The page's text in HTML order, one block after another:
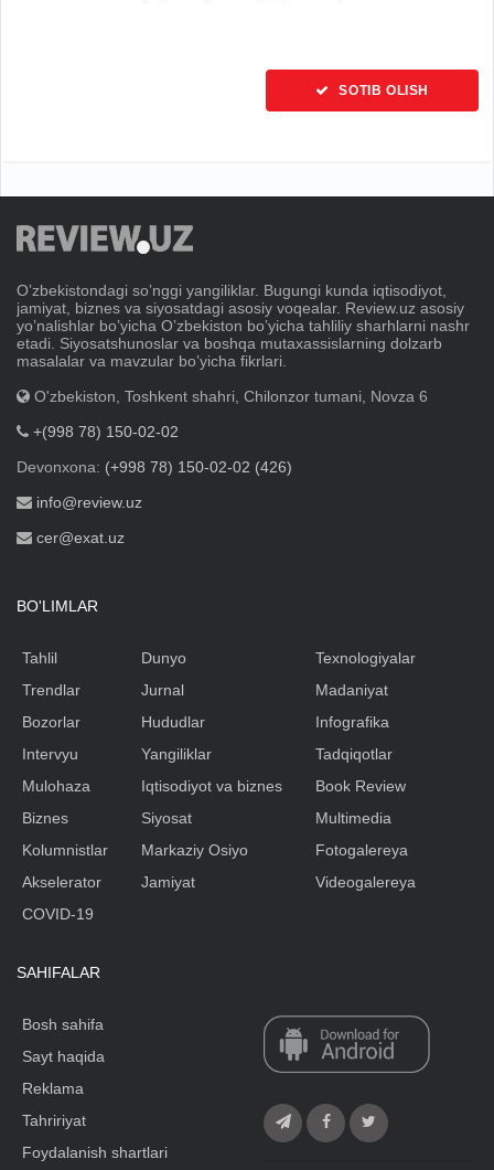
SOTIB OLISH
Oʼzbekistondagi soʼnggi yangiliklar. Bugungi kunda iqtisodiyot,
jamiyat, biznes va siyosatdagi asosiy voqealar. Review.uz asosiy
yoʼnalishlar boʼyicha Oʼzbekiston boʼyicha tahliliy sharhlarni nashr
etadi. Siyosatshunoslar va boshqa mutaxassislarning dolzarb
masalalar va mavzular boʼyicha fikrlari.
O'zbekiston, Toshkent shahri, Chilonzor tumani, Novza 6
+(998 78) 150-02-02
Devonxona: (+998 78) 150-02-02 (426)
info@review.uz
cer@exat.uz
BO'LIMLAR
Tahlil
Trendlar
Bozorlar
Intervyu
Mulohaza
Biznes
Kolumnistlar
Akselerator
Dunyo
Jurnal
Hududlar
Yangiliklar
Iqtisodiyot va biznes
Siyosat
Markaziy Osiyo
Jamiyat
Texnologiyalar
Madaniyat
Infografika
Tadqiqotlar
Book Review
Multimedia
Fotogalereya
Videogalereya
COVID-19
SAHIFALAR
Bosh sahifa
Sayt haqida
Reklama
Tahririyat
Foydalanish shartlari